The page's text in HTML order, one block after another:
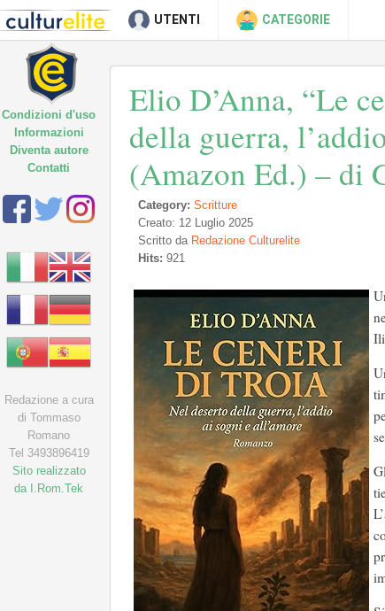
UTENTI CATEGORIE
Elio D’Anna, “Le
della guerra,
(Amazon Ed.) – di
Category: Scritture
Creato: 12 Luglio 2025
Scritto da Redazione Culturelite
Hits: 921
Condizioni d'uso
Informazioni
Diventa autore
Contatti
Redazione a cura
di Tommaso
Romano
Tel 3493896419
Sito realizzato
da I.Rom.Tek